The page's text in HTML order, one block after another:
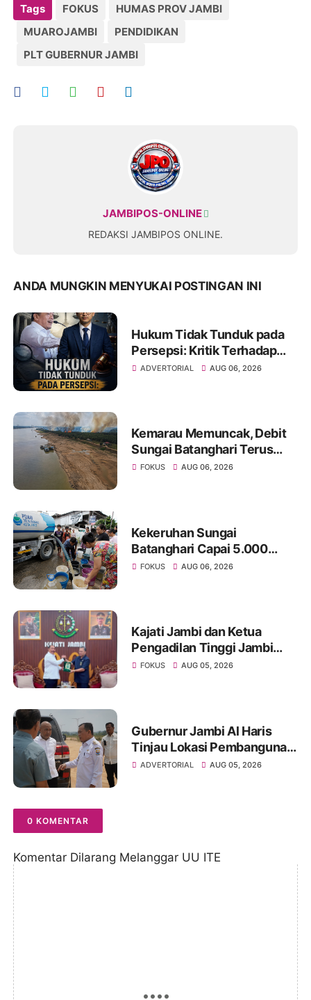
Tags FOKUS
HUMAS PROV JAMBI
MUAROJAMBI
PENDIDIKAN
PLT GUBERNUR JAMBI
JAMBIPOS-ONLINE
REDAKSI JAMBIPOS ONLINE.
ANDA MUNGKIN MENYUKAI POSTINGAN INI
Hukum Tidak Tunduk pada
Persepsi: Kritik Terhadap
Monopoli Kebenaran oleh
ADVERTORIAL AUG 06, 2026
Kemarau Memuncak, Debit
Sungai Batanghari Terus
Menyusut, Jambi Hadapi
FOKUS AUG 06, 2026
Kekeruhan Sungai
Batanghari Capai 5.000
NTU, Distribusi Air PDAM
FOKUS AUG 06, 2026
Kajati Jambi dan Ketua
Pengadilan Tinggi Jambi
Berkomitmen Perkuat
FOKUS AUG 05, 2026
Gubernur Jambi Al Haris
Tinjau Lokasi Pembangunan
Sekolah Rakyat dan Lokasi
ADVERTORIAL AUG 05, 2026
0 KOMENTAR
Komentar Dilarang Melanggar UU ITE